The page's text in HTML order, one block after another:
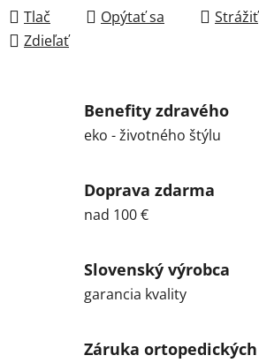
Tlač Opýtať sa
Strážiť
Zdieľať
Benefity zdravého
eko - životného štýlu
Doprava zdarma
nad 100 €
Slovenský výrobca
garancia kvality
Záruka ortopedických